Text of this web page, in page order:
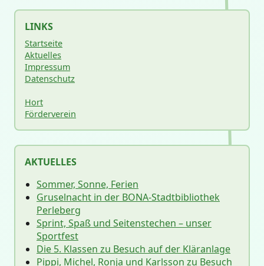
LINKS
Startseite
Aktuelles
Impressum
Datenschutz
Hort
Förderverein
AKTUELLES
Sommer, Sonne, Ferien
Gruselnacht in der BONA-Stadtbibliothek
Perleberg
Sprint, Spaß und Seitenstechen – unser
Sportfest
Die 5. Klassen zu Besuch auf der Kläranlage
Pippi, Michel, Ronja und Karlsson zu Besuch